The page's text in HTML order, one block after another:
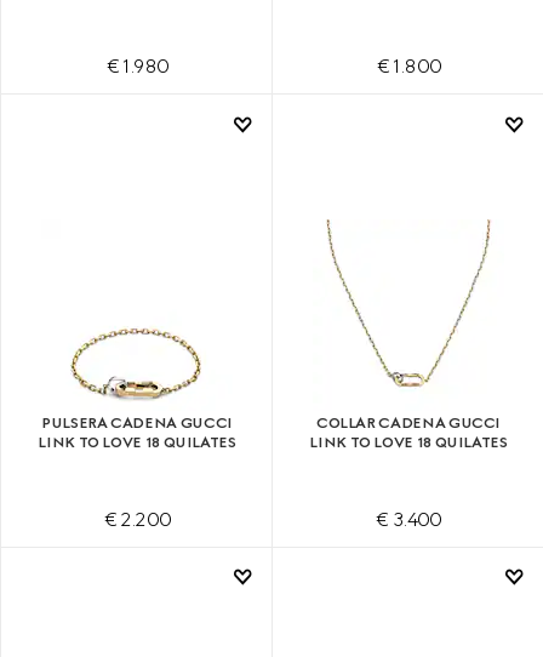
€ 1.980 € 1.800
PULSERA CADENA GUCCI
LINK TO LOVE 18 QUILATES
€ 2.200
COLLAR CADENA GUCCI
LINK TO LOVE 18 QUILATES
€ 3.400